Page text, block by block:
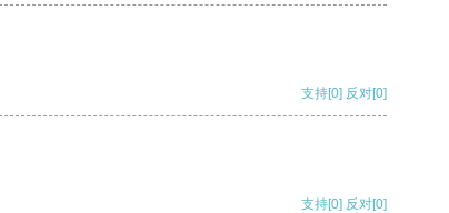
支持[0] 反对[0]
支持[0] 反对[0]